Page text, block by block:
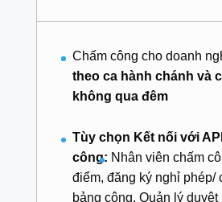
Chấm công cho doanh
theo ca hành chánh và
không qua đêm
Tùy chọn Kết nối với
công: Nhân viên chấm
điểm, đăng ký nghỉ phép/
bảng công. Quản lý